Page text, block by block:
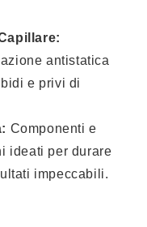
antistatica
e privi di
Componenti e
ideati per durare
impeccabili.